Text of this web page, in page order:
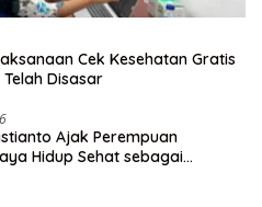
Cek Kesehatan Gratis
Disasar
Ajak Perempuan
Hidup Sehat sebagai